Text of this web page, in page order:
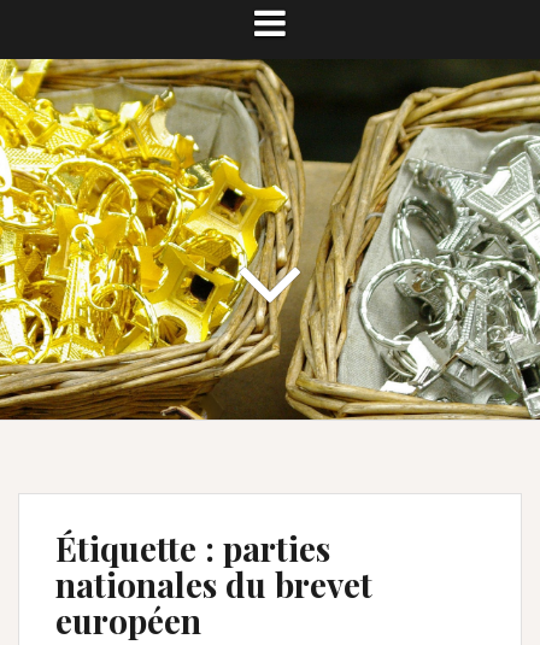
Étiquette : parties
nationales du brevet
européen